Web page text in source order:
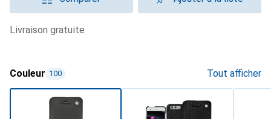
livraison gratuite
Couleur 100 Tout afficher